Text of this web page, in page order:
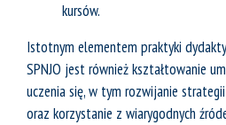
kursów.
Istotnym elementem praktyki
SPNJO jest również kształtowanie
uczenia się, w tym rozwijanie
oraz korzystanie z wiarygodnych